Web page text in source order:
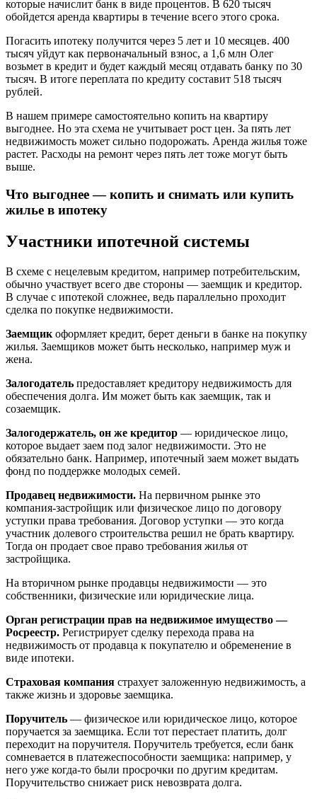
которые начислит банк в виде процентов. В 620 тысяч
обойдется аренда квартиры в течение всего этого срока.
Погасить ипотеку получится через 5 лет и 10 месяцев. 400
тысяч уйдут как первоначальный взнос, а 1,6 млн Олег
возьмет в кредит и будет каждый месяц отдавать банку по 30
тысяч. В итоге переплата по кредиту составит 518 тысяч
рублей.
В нашем примере самостоятельно копить на квартиру
выгоднее. Но эта схема не учитывает рост цен. За пять лет
недвижимость может сильно подорожать. Аренда жилья тоже
растет. Расходы на ремонт через пять лет тоже могут быть
выше.
Что выгоднее — копить и снимать или купить
жилье в ипотеку
Участники ипотечной системы
В схеме с нецелевым кредитом, например потребительским,
обычно участвует всего две стороны — заемщик и кредитор.
В случае с ипотекой сложнее, ведь параллельно проходит
сделка по покупке недвижимости.
Заемщик оформляет кредит, берет деньги в банке на покупку
жилья. Заемщиков может быть несколько, например муж и
жена.
Залогодатель предоставляет кредитору недвижимость для
обеспечения долга. Им может быть как заемщик, так и
созаемщик.
Залогодержатель, он же кредитор — юридическое лицо,
которое выдает заем под залог недвижимости. Это не
обязательно банк. Например, ипотечный заем может выдать
фонд по поддержке молодых семей.
Продавец недвижимости. На первичном рынке это
компания-застройщик или физическое лицо по договору
уступки права требования. Договор уступки — это когда
участник долевого строительства решил не брать квартиру.
Тогда он продает свое право требования жилья от
застройщика.
На вторичном рынке продавцы недвижимости — это
собственники, физические или юридические лица.
Орган регистрации прав на недвижимое имущество —
Росреестр. Регистрирует сделку перехода права на
недвижимость от продавца к покупателю и обременение в
виде ипотеки.
Страховая компания страхует заложенную недвижимость, а
также жизнь и здоровье заемщика.
Поручитель — физическое или юридическое лицо, которое
поручается за заемщика. Если тот перестает платить, долг
переходит на поручителя. Поручитель требуется, если банк
сомневается в платежеспособности заемщика: например, у
него уже когда-то были просрочки по другим кредитам.
Поручительство снижает риск невозврата долга.